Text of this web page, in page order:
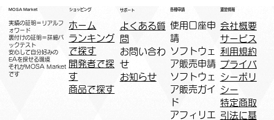
MOSA Market
実績の証明＝リアルフ
ォワード
裏付けの証明＝詳細バ
ックテスト
安心して自分好みの
EAを探せる環境
​それがMOSA Market
です
ショッピング
ホーム
ランキング
で探す
開発者で探
す
商品で探す
サポート
よくある質
問
お問い合わ
せ
お知らせ
各種申請
​使用口座申
請
ソフトウェ
ア販売申請
ソフトウェ
ア販売ガイ
ド
アフィリエ
運営情報
会社概要
サービス
利用規約
プライバ
シーポリ
シー
特定商取
引法に基